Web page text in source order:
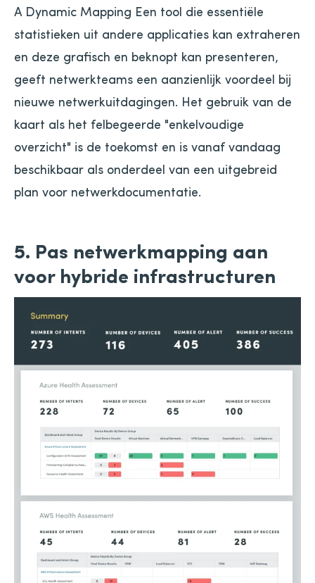
A Dynamic Mapping Een tool die essentiële
statistieken uit andere applicaties kan extraheren
en deze grafisch en beknopt kan presenteren,
geeft netwerkteams een aanzienlijk voordeel bij
nieuwe netwerkuitdagingen. Het gebruik van de
kaart als het felbegeerde "enkelvoudige
overzicht" is de toekomst en is vanaf vandaag
beschikbaar als onderdeel van een uitgebreid
plan voor netwerkdocumentatie.
5. Pas netwerkmapping aan
voor hybride infrastructuren